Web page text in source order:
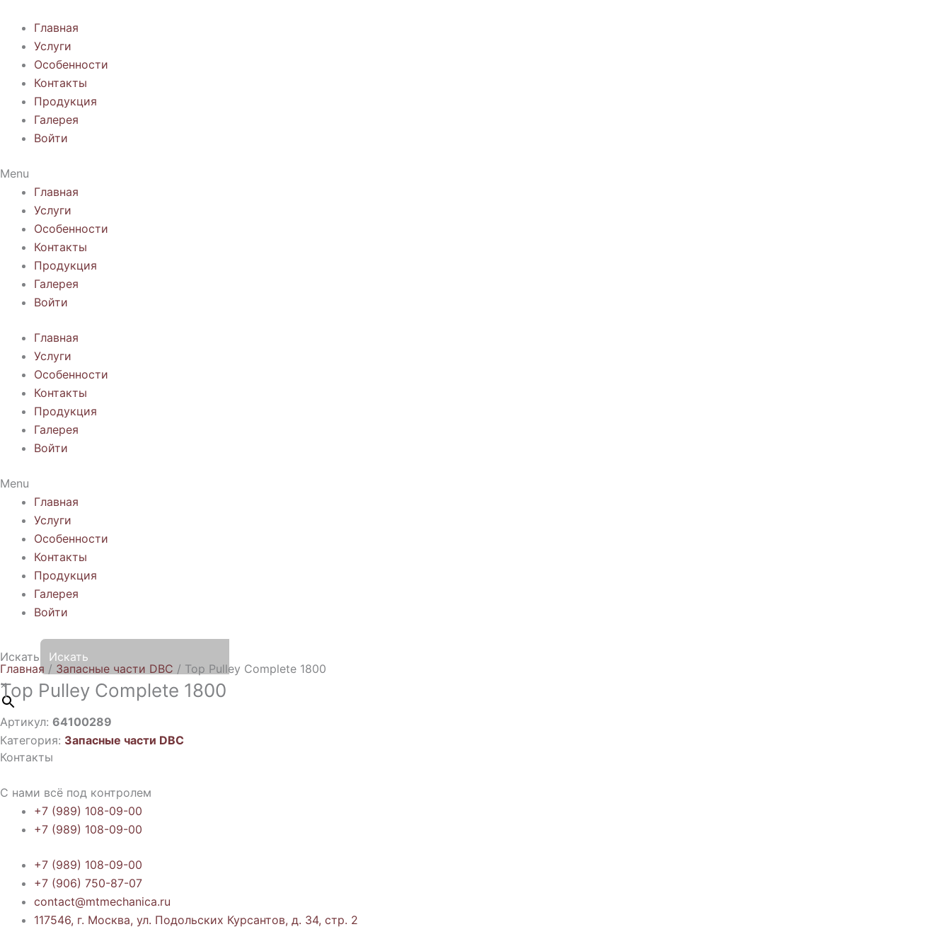
содержимому
Главная
Услуги
Особенности
Контакты
Продукция
Галерея
Войти
Menu
Главная
Услуги
Особенности
Контакты
Продукция
Галерея
Войти
Главная
Услуги
Особенности
Контакты
Продукция
Галерея
Войти
Menu
Главная
Услуги
Особенности
Контакты
Продукция
Галерея
Войти
Искать
×
Главная / Запасные части DBC / Top Pulley Complete 1800
Top Pulley Complete 1800
Артикул: 64100289
Категория: Запасные части DBC
Контакты
С нами всё под контролем
+7 (989) 108-09-00
+7 (989) 108-09-00
+7 (989) 108-09-00
+7 (906) 750-87-07
contact@mtmechanica.ru
117546, г. Москва, ул. Подольских Курсантов, д. 34, стр. 2